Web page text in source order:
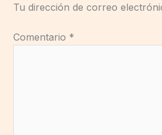
Tu dirección de correo
Comentario *